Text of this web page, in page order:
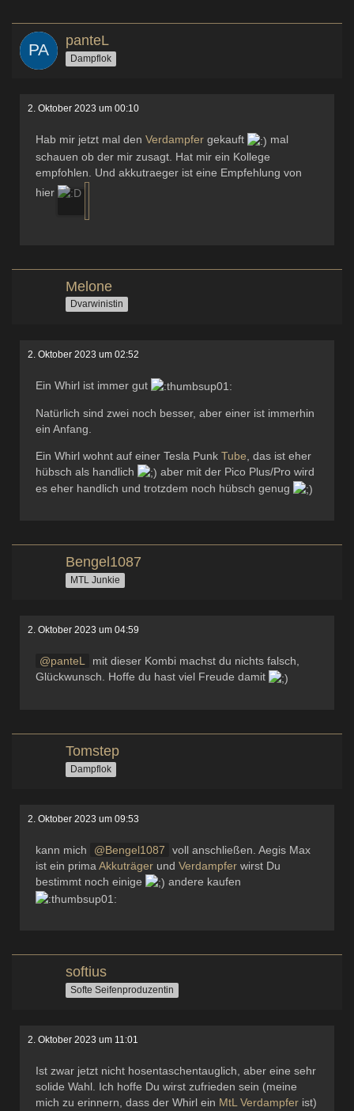
panteL
Dampflok
2. Oktober 2023 um 00:10
Hab mir jetzt mal den Verdampfer gekauft
mal
schauen ob der mir zusagt. Hat mir ein Kollege
empfohlen. Und akkutraeger ist eine Empfehlung von
hier
Melone
Dvarwinistin
2. Oktober 2023 um 02:52
Ein Whirl ist immer gut
Natürlich sind zwei noch besser, aber einer ist immerhin
ein Anfang.
Ein Whirl wohnt auf einer Tesla Punk Tube , das ist eher
hübsch als handlich
aber mit der Pico Plus/Pro wird
es eher handlich und trotzdem noch hübsch genug
Bengel1087
MTL Junkie
2. Oktober 2023 um 04:59
panteL
mit dieser Kombi machst du nichts falsch,
Glückwunsch. Hoffe du hast viel Freude damit
Tomstep
Dampflok
2. Oktober 2023 um 09:53
kann mich Bengel1087
voll anschließen. Aegis Max
ist ein prima Akkuträger und Verdampfer wirst Du
bestimmt noch einige
andere kaufen
softius
Softe Seifenproduzentin
2. Oktober 2023 um 11:01
Ist zwar jetzt nicht hosentaschentauglich, aber eine sehr
solide Wahl. Ich hoffe Du wirst zufrieden sein (meine
mich zu erinnern, dass der Whirl ein MtL Verdampfer ist)